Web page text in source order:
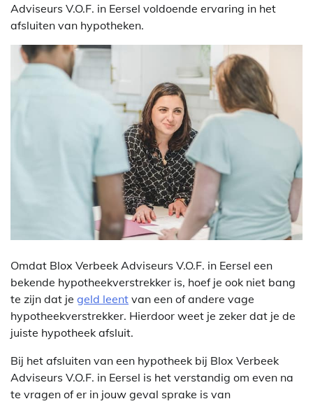
Adviseurs V.O.F. in Eersel voldoende ervaring in het
afsluiten van hypotheken.
Omdat Blox Verbeek Adviseurs V.O.F. in Eersel een
bekende hypotheekverstrekker is, hoef je ook niet bang
te zijn dat je geld leent van een of andere vage
hypotheekverstrekker. Hierdoor weet je zeker dat je de
juiste hypotheek afsluit.
Bij het afsluiten van een hypotheek bij Blox Verbeek
Adviseurs V.O.F. in Eersel is het verstandig om even na
te vragen of er in jouw geval sprake is van